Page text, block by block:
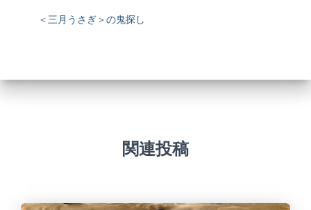
＜三月うさぎ＞の鬼探し
関連投稿